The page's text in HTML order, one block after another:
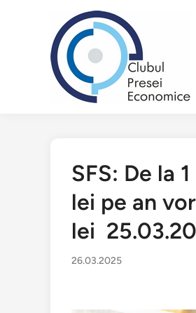
содержимому
SFS: De la
lei pe an
lei
26.03.2025